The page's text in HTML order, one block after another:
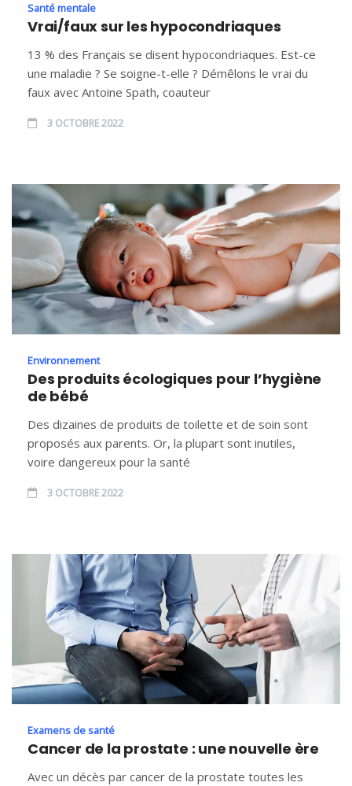
Santé mentale
Vrai/faux sur les hypocondriaques
13 % des Français se disent hypocondriaques. Est-ce
une maladie ? Se soigne-t-elle ? Démêlons le vrai du
faux avec Antoine Spath, coauteur
3 OCTOBRE 2022
Environnement
Des produits écologiques pour l’hygiène
de bébé
Des dizaines de produits de toilette et de soin sont
proposés aux parents. Or, la plupart sont inutiles,
voire dangereux pour la santé
3 OCTOBRE 2022
Examens de santé
Cancer de la prostate : une nouvelle ère
Avec un décès par cancer de la prostate toutes les